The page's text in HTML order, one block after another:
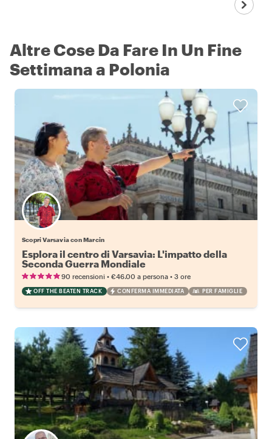
Altre Cose Da Fare In Un Fine
Settimana a Polonia
Scopri Varsavia con Marcin
Esplora il centro di Varsavia: L'impatto della
Seconda Guerra Mondiale
90 recensioni • €46.00 a persona • 3 ore
OFF THE BEATEN TRACK CONFERMA IMMEDIATA PER FAMIGLIE